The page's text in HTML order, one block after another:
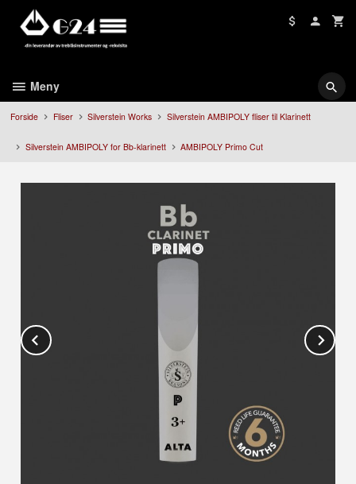
innholdet
Meny
Forside Fliser Silverstein Works Silverstein AMBIPOLY fliser til Klarinett
Silverstein AMBIPOLY for Bb-klarinett AMBIPOLY Primo Cut
Prev